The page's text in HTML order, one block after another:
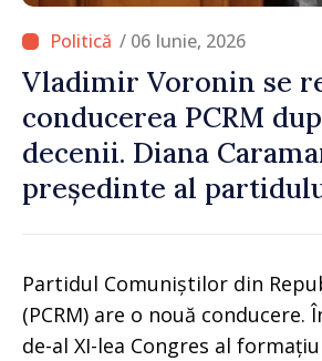
/ 06 Iunie, 2026
Vladimir Voronin se
conducerea PCRM
decenii. Diana
președinte al
Partidul Comuniștilor din
(PCRM) are o nouă conducere.
de-al XI-lea Congres al